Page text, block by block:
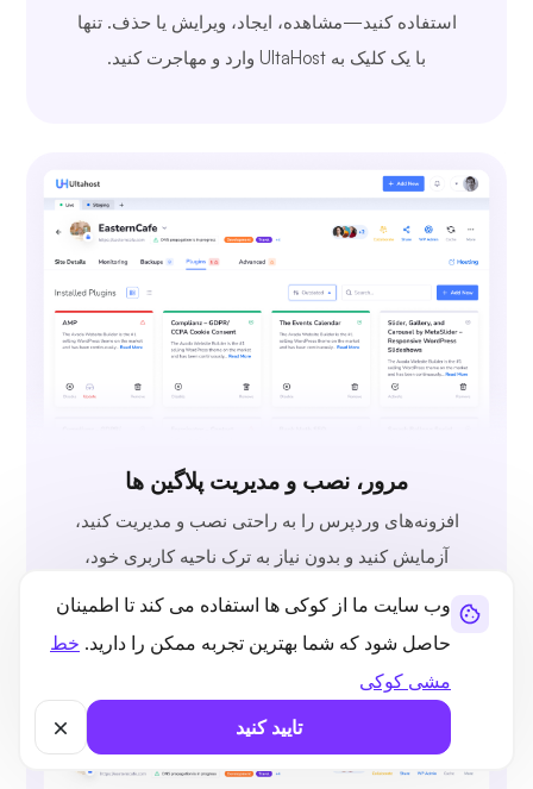
وب سایت ما از کوکی ها استفاده می کند تا اطمینان
حاصل شود که شما بهترین تجربه ممکن را دارید. خط
مشی کوکی
تایید کنید
استفاده کنید—مشاهده، ایجاد، ویرایش یا حذف. تنها
با یک کلیک به UltaHost وارد و مهاجرت کنید.
مرور، نصب و مدیریت پلاگین ها
افزونه‌های وردپرس را به راحتی نصب و مدیریت کنید،
آزمایش کنید و بدون نیاز به ترک ناحیه کاربری خود،
آنها را مستقر کنید.